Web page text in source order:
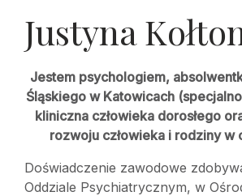
Justyna
Jestem psychologiem,
Śląskiego w Katowicach
kliniczna człowieka dorosłego
rozwoju człowieka i rodziny w
Doświadczenie zawodowe
Oddziale Psychiatrycznym, w